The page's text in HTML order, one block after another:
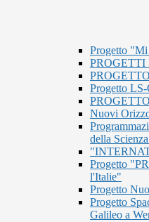
Progetto "Mi
PROGETTI
Progetto
Nuovi
della
Progetto
l'Italie"
Progetto
Progetto
Galileo a